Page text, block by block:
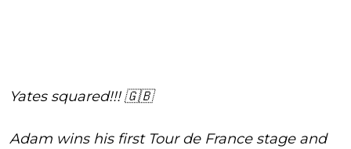
Yates squared!!! 🇬🇧
Adam wins his first Tour de France stage and